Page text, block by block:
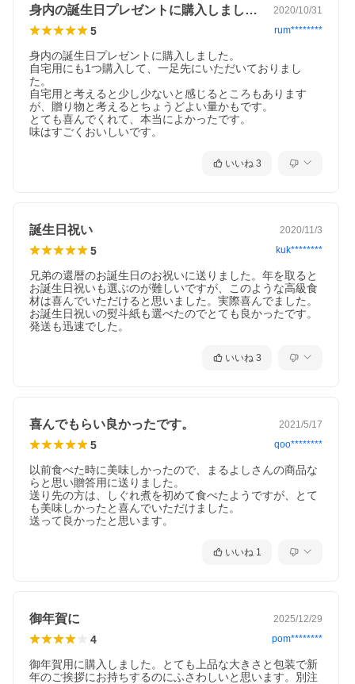
身内の誕生日プレゼントに購入しました。… 2020/10/31
5 rum********
身内の誕生日プレゼントに購入しました。
自宅用にも1つ購入して、一足先にいただいておりまし
た。
自宅用と考えると少し少ないと感じるところもあります
が、贈り物と考えるとちょうどよい量かもです。
とても喜んでくれて、本当によかったです。
味はすごくおいしいです。
いいね 3
誕生日祝い 2020/11/3
5 kuk********
兄弟の還暦のお誕生日のお祝いに送りました。年を取ると
お誕生日祝いも選ぶのが難しいですが、このような高級食
材は喜んでいただけると思いました。実際喜んでました。
お誕生日祝いの熨斗紙も選べたのでとても良かったです。
発送も迅速でした。
いいね 3
喜んでもらい良かったです。 2021/5/17
5 qoo********
以前食べた時に美味しかったので、まるよしさんの商品な
らと思い贈答用に送りました。
送り先の方は、しぐれ煮を初めて食べたようですが、とて
も美味しかったと喜んでいただけました。
送って良かったと思います。
いいね 1
御年賀に 2025/12/29
4 pom********
御年賀用に購入しました。とても上品な大きさと包装で新
年のご挨拶にお持ちするのにふさわしいと思います。別注